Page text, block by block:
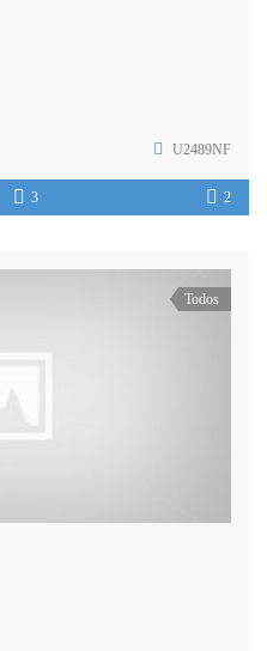
U2489NF
3 2
Todos